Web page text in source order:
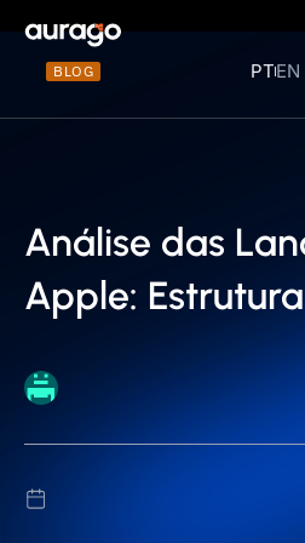
BLOG PTEN
Análise das
Apple: